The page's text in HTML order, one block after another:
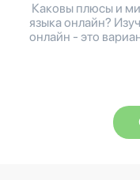
Каковы плюсы и
языка онлайн?
онлайн - это